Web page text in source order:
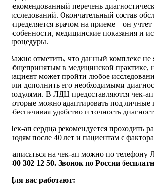
рекомендованный перечень
исследований. Окончательный состав
определяется врачом на приеме – он
особенности, медицинские показания и
процедуры.
Важно отметить, что данный комплекс не
общепринятым в медицинской практике,
пациент может пройти любое
или дополнить его необходимыми
модулями. В ЛДЦ предоставляются чек-
которые можно адаптировать под личные
обеспечивая удобство и точность
Чек-ап сердца рекомендуется проходить
людям после 40 лет и пациентам с
Записаться на чек-ап можно по
800 302 12 50. Звонок по России
Для вас работают: